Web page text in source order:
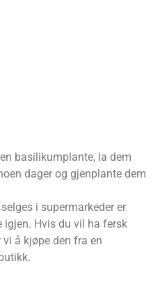
basilikumplante, la dem
dager og gjenplante dem
i supermarkeder er
igjen. Hvis du vil ha fersk
å kjøpe den fra en